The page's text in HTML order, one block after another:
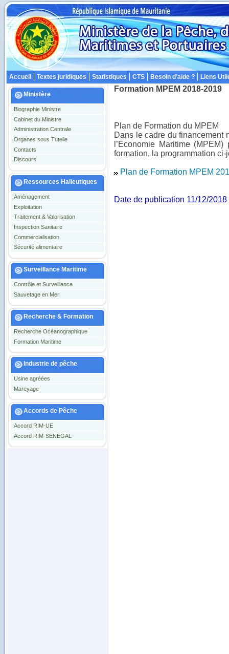
Accueil Textes juridiques Statistiques CTS Besoin d’aide ? Liens
Ministère
Biographie Ministre
Cabinet du Ministre
Administration Centrale
Organes sous Tutelle
Contacts
Discours
Ressources Halieutiques
Aménagement
Exploitation
Traitement & Valorisation
Inspection Sanitaire
Commercialisation
Sécurité alimentaire
Surveillance Maritime
Contrôle et Surveillance
Sauvetage en Mer
Recherche & Formation
Recherche Océanographique
Formation Maritime
Industrie de pêche
Usine agréées
Mareyage
Accords de Pêche
Accord RIM-UE
Accord RIM-SENEGAL
Formation MPEM 2018-2019
Plan de Formation du MPEM
Dans le cadre du financement
l’Economie Maritime
formation, la programmation
Plan de Formation MPEM
Date de publication 11/12/2018